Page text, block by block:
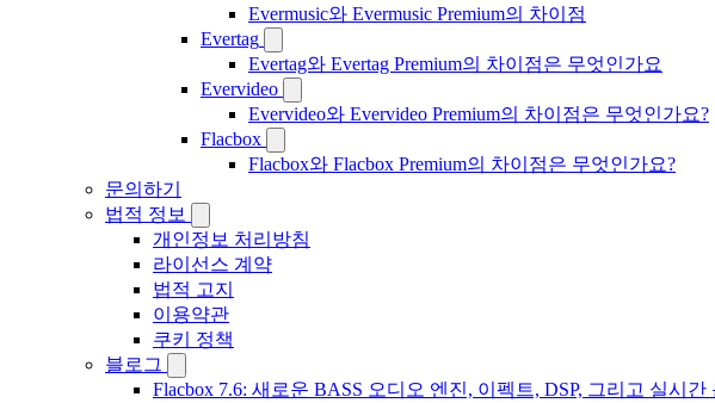
Evermusic와 Evermusic Premium의 차이점
Evertag
Evertag와 Evertag Premium의 차이점은 무엇인가요
Evervideo
Evervideo와 Evervideo Premium의 차이점은 무엇인가요?
Flacbox
Flacbox와 Flacbox Premium의 차이점은 무엇인가요?
문의하기
법적 정보
개인정보 처리방침
라이선스 계약
법적 고지
이용약관
쿠키 정책
블로그
Flacbox 7.6: 새로운 BASS 오디오 엔진, 이펙트, DSP, 그리고 실시간